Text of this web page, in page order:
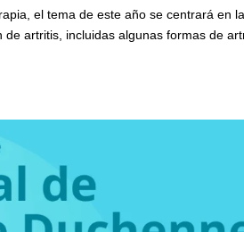
el tema de este año se centrará en
artritis, incluidas algunas formas de